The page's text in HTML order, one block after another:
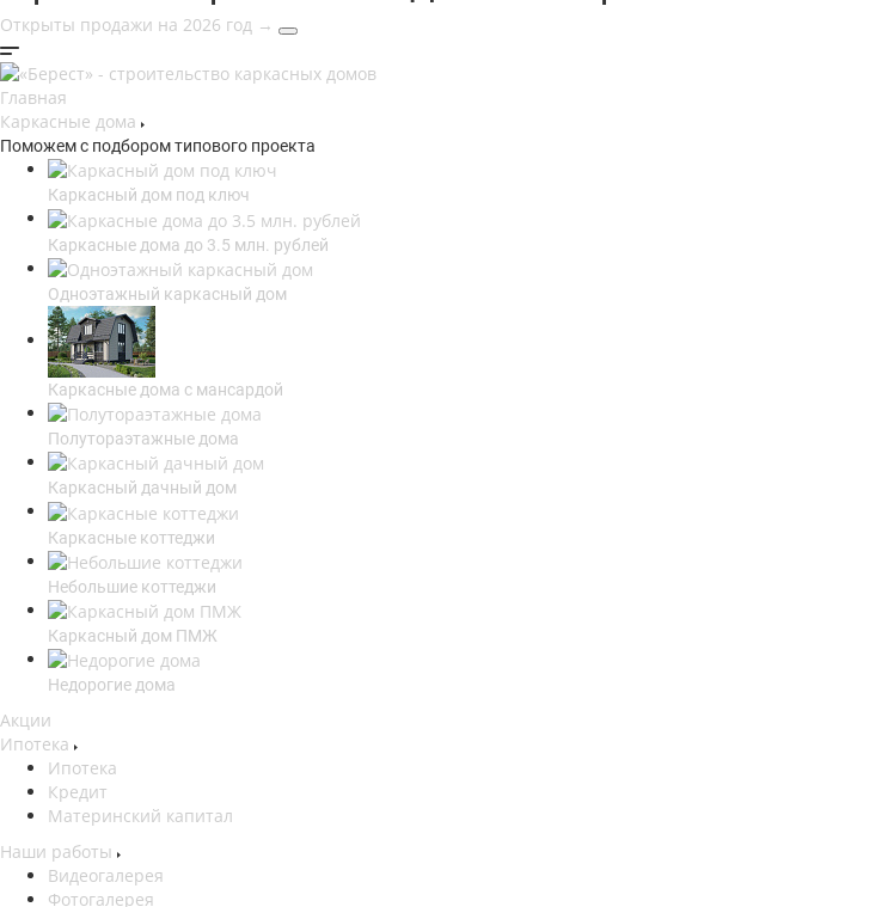
Открыты продажи на 2026 год →
Главная
Каркасные дома
Поможем с подбором типового проекта
Каркасный дом под ключ
Каркасные дома до 3.5 млн. рублей
Одноэтажный каркасный дом
Каркасные дома с мансардой
Полутораэтажные дома
Каркасный дачный дом
Каркасные коттеджи
Небольшие коттеджи
Каркасный дом ПМЖ
Недорогие дома
Акции
Ипотека
Ипотека
Кредит
Материнский капитал
Наши работы
Видеогалерея
Фотогалерея